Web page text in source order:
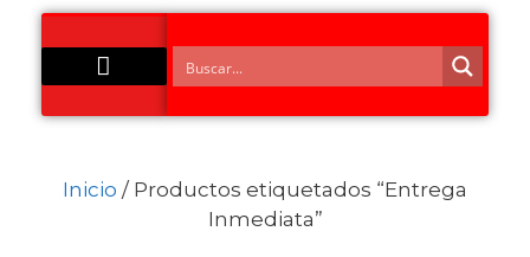
Inicio / Productos etiquetados “Entrega
Inmediata”